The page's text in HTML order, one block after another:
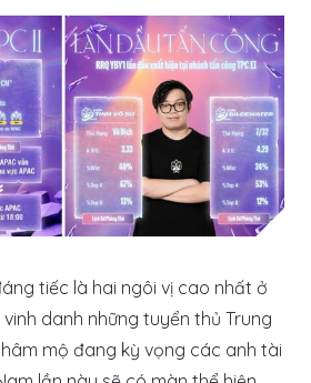
tiếc là hai ngôi vị cao nhất ở
danh những tuyển thủ Trung
mộ đang kỳ vọng các anh tài